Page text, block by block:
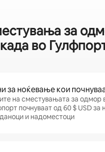
за
када во
за ноќевање кои
на сместувањата за одмор
почнуваат од 60 $ USD за
и надоместоци